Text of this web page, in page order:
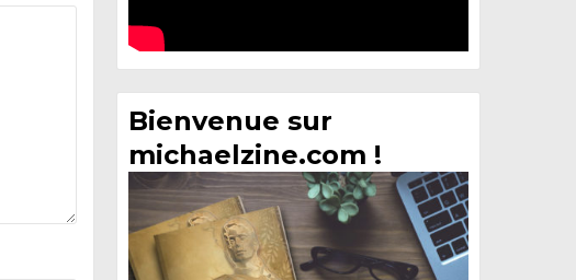
Bienvenue sur
michaelzine.com !